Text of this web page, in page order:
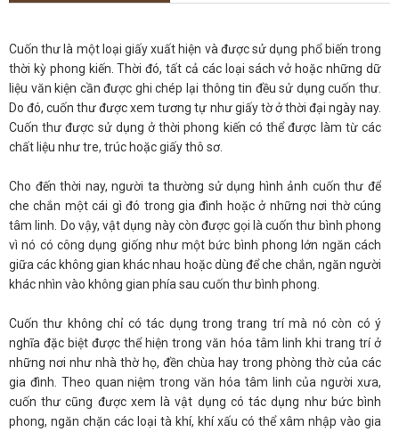
Cuốn thư là một loại giấy xuất hiện và được sử dụng phổ biến trong
thời kỳ phong kiến. Thời đó, tất cả các loại sách vở hoặc những dữ
liệu văn kiện cần được ghi chép lại thông tin đều sử dụng cuốn thư.
Do đó, cuốn thư được xem tương tự như giấy tờ ở thời đại ngày nay.
Cuốn thư được sử dụng ở thời phong kiến có thể được làm từ các
chất liệu như tre, trúc hoặc giấy thô sơ.
Cho đến thời nay, người ta thường sử dụng hình ảnh cuốn thư để
che chắn một cái gì đó trong gia đình hoặc ở những nơi thờ cúng
tâm linh. Do vậy, vật dụng này còn được gọi là cuốn thư bình phong
vì nó có công dụng giống như một bức bình phong lớn ngăn cách
giữa các không gian khác nhau hoặc dùng để che chắn, ngăn người
khác nhìn vào không gian phía sau cuốn thư bình phong.
Cuốn thư không chỉ có tác dụng trong trang trí mà nó còn có ý
nghĩa đặc biệt được thể hiện trong văn hóa tâm linh khi trang trí ở
những nơi như nhà thờ họ, đền chùa hay trong phòng thờ của các
gia đình. Theo quan niệm trong văn hóa tâm linh của người xưa,
cuốn thư cũng được xem là vật dụng có tác dụng như bức bình
phong, ngăn chặn các loại tà khí, khí xấu có thể xâm nhập vào gia